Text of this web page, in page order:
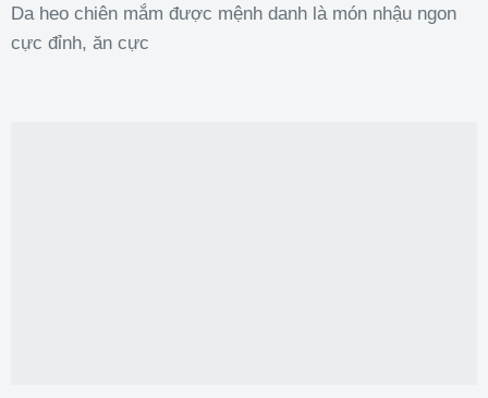
Da heo chiên mắm được mệnh danh là món nhậu ngon
cực đỉnh, ăn cực